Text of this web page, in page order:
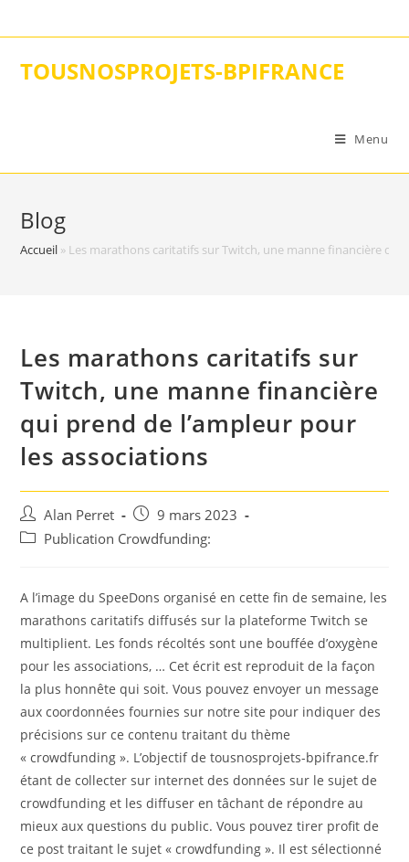
to
TOUSNOSPROJETS-BPIFRANCE
Menu
Blog
Accueil » Les marathons caritatifs sur Twitch, une manne financière qui
Les marathons caritatifs sur
Twitch, une manne financière
qui prend de l’ampleur pour
les associations
Auteur/autrice
de
Alan Perret
Post
published:
9 mars 2023
PostPublication Crowdfunding:
A l’image du SpeeDons organisé en cette fin de semaine, les
marathons caritatifs diffusés sur la plateforme Twitch se
multiplient. Les fonds récoltés sont une bouffée d’oxygène
pour les associations, … Cet écrit est reproduit de la façon
la plus honnête qui soit. Vous pouvez envoyer un message
aux coordonnées fournies sur notre site pour indiquer des
précisions sur ce contenu traitant du thème
« crowdfunding ». L’objectif de tousnosprojets-bpifrance.fr
étant de collecter sur internet des données sur le sujet de
crowdfunding et les diffuser en tâchant de répondre au
mieux aux questions du public. Vous pouvez tirer profit de
ce post traitant le sujet « crowdfunding ». Il est sélectionné